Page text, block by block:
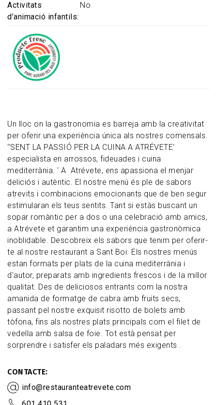
Un lloc on la gastronomia es barreja amb la creativitat
per oferir una experiència única als nostres comensals.
‘'SENT LA PASSIÓ PER LA CUINA A ATRÉVETE'
especialista en arrossos, fideuades i cuina
mediterrània. ' A Atrévete, ens apassiona el menjar
deliciós i autèntic. El nostre menú és ple de sabors
atrevits i combinacions emocionants que de ben segur
estimularan els teus sentits. Tant si estàs buscant un
sopar romàntic per a dos o una celebració amb amics,
a Atrévete et garantim una experiència gastronòmica
inoblidable. Descobreix els sabors que tenim per oferir-
te al nostre restaurant a Sant Boi. Els nostres menús
estan formats per plats de la cuina mediterrània i
d'autor, preparats amb ingredients frescos i de la millor
qualitat. Des de deliciosos entrants com la nostra
amanida de formatge de cabra amb fruits secs,
passant pel nostre exquisit risotto de bolets amb
tòfona, fins als nostres plats principals com el filet de
vedella amb salsa de foie. Tot està pensat per
sorprendre i satisfer els paladars més exigents .
CONTACTE
info@restauranteatrevete.com
Activitats
d’animació infantils
No